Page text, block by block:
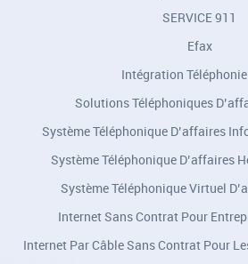
SERVICE 911
Efax
Intégration
Solutions Téléphoniques
Système Téléphonique D’affaires
Système Téléphonique D’affaires
Système Téléphonique Virtuel
Internet Sans Contrat Pour
Internet Par Câble Sans Contrat Pour